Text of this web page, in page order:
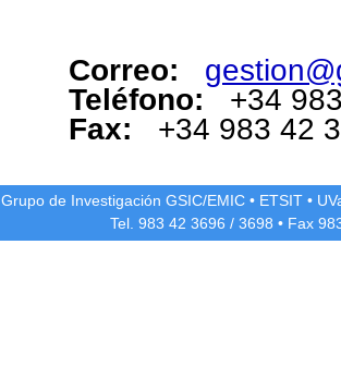
Correo:
Teléfono:
+34
Fax:
+34 983 42
Grupo de Investigación GSIC/EMIC • ETSIT •
Tel. 983 42 3696 / 3698 • Fax